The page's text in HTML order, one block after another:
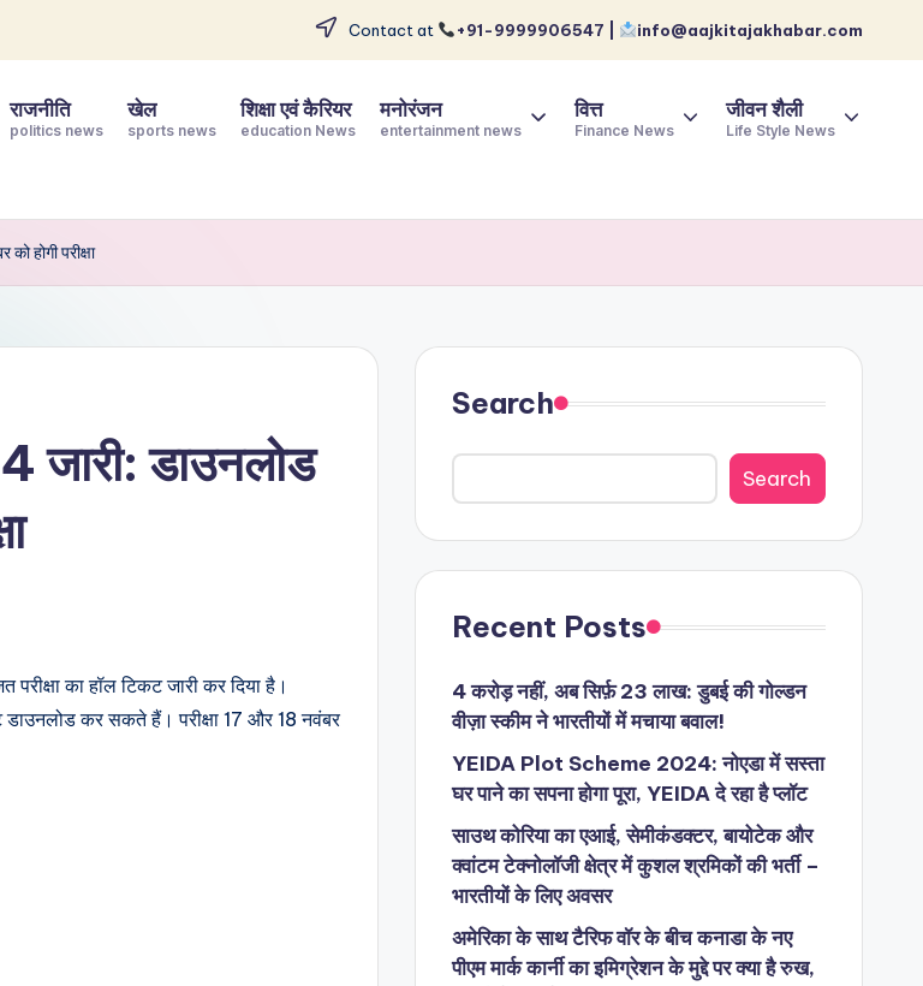
Contact at +91-9999906547 | info@aajkitajakhabar.com
राजनीति
politics news
खेल
sports news
शिक्षा एवं कैरियर
education News
मनोरंजन
entertainment news
वित्त
Finance News
जीवन शैली
Life Style News
होगी परीक्षा
डाउनलोड
का हॉल टिकट जारी कर दिया है।
कर सकते हैं। परीक्षा 17 और 18 नवंबर
Search
Search
Recent Posts
4 करोड़ नहीं, अब सिर्फ़ 23 लाख: डुबई की गोल्डन
वीज़ा स्कीम ने भारतीयों में मचाया बवाल!
YEIDA Plot Scheme 2024: नोएडा में सस्ता
घर पाने का सपना होगा पूरा, YEIDA दे रहा है प्लॉट
साउथ कोरिया का एआई, सेमीकंडक्टर, बायोटेक और
क्वांटम टेक्नोलॉजी क्षेत्र में कुशल श्रमिकों की भर्ती –
भारतीयों के लिए अवसर
अमेरिका के साथ टैरिफ वॉर के बीच कनाडा के नए
पीएम मार्क कार्नी का इमिग्रेशन के मुद्दे पर क्या है रुख,